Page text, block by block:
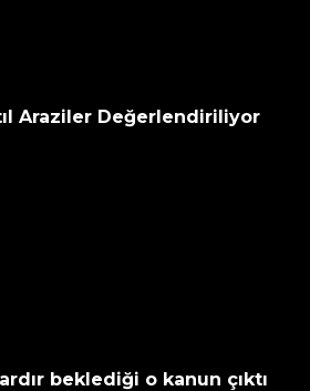
Araziler Değerlendiriliyor
beklediği o kanun çıktı